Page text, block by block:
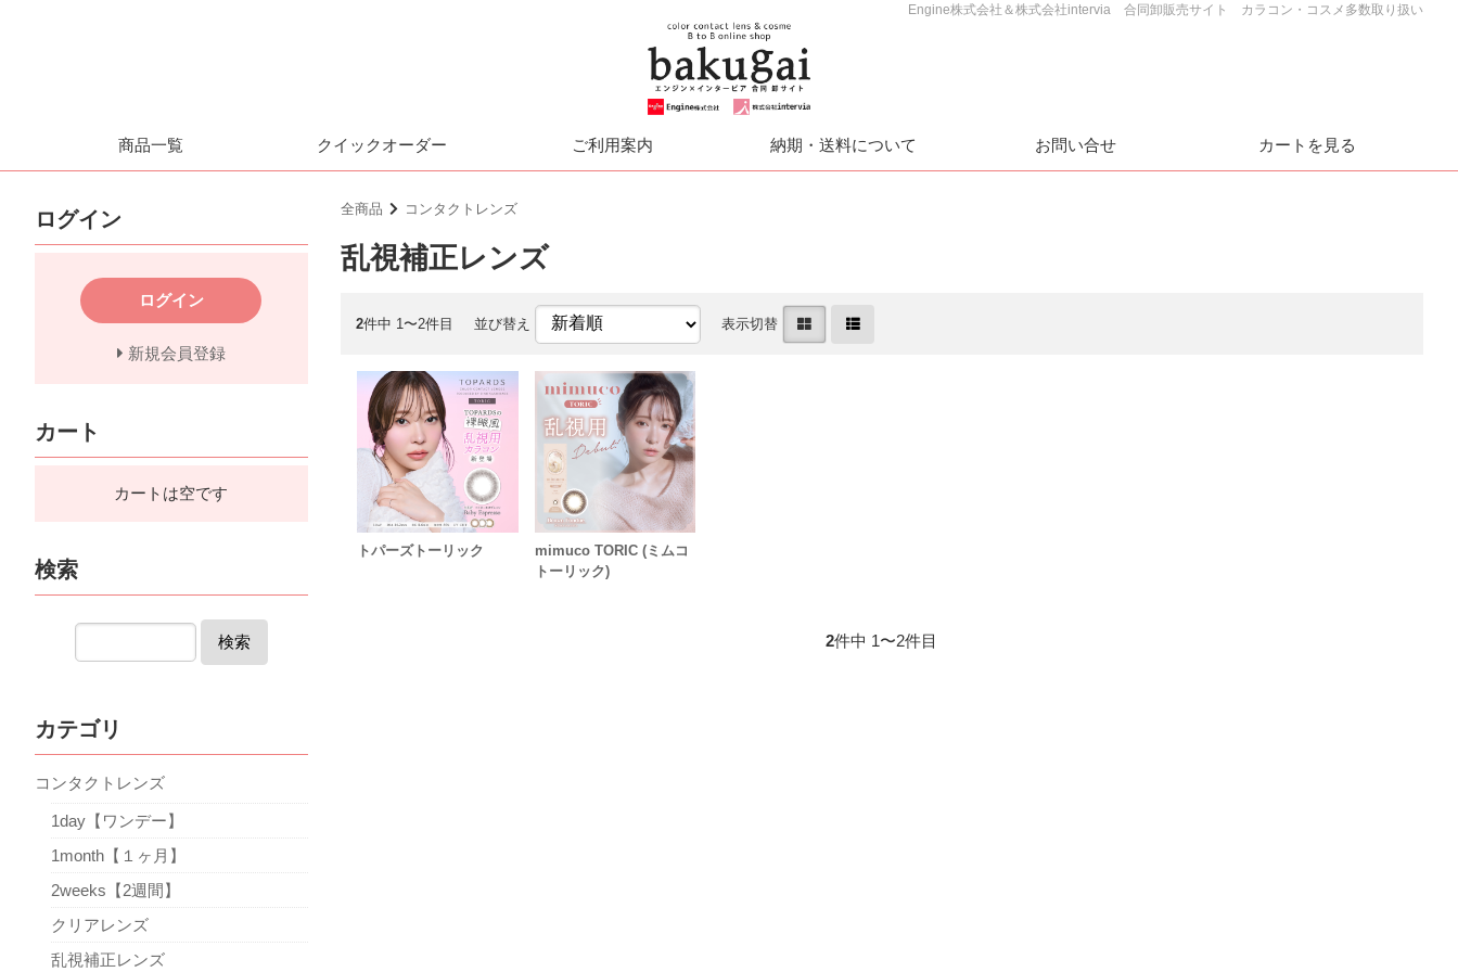
Engine株式会社＆株式会社intervia 合同卸販売サイト カラコン・コスメ多数取り扱い
商品一覧 クイックオーダー ご利用案内 納期・送料について お問い合せ カートを見る
全商品 コンタクトレンズ
乱視補正レンズ
2件中 1〜2件目 並び替え 表示切替
トパーズトーリック
mimuco TORIC (ミムコ
トーリック)
2件中 1〜2件目
ログイン
ログイン
新規会員登録
カート
カートは空です
検索
検索
カテゴリ
コンタクトレンズ
1day【ワンデー】
1month【１ヶ月】
2weeks【2週間】
クリアレンズ
乱視補正レンズ